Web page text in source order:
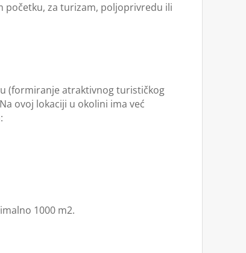
početku, za turizam, poljoprivredu ili
(formiranje atraktivnog turističkog
ovoj lokaciji u okolini ima već
1000 m2.